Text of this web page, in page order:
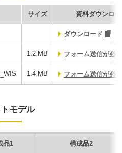
サイズ 資料ダウンロ
ダウンロード
1.2 MB フォーム送信が必
1.4 MB フォーム送信が必
モデル
品1 構成品2